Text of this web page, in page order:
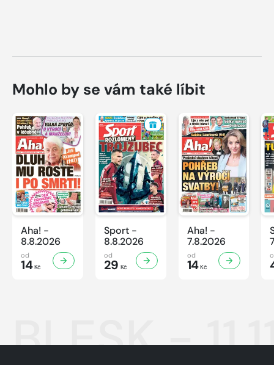
Mohlo by se vám také líbit
Aha! -
8.8.2026
od
14Kč
Sport -
8.8.2026
od
29 Kč
Aha! -
7.8.2026
od
14Kč
BLESK -